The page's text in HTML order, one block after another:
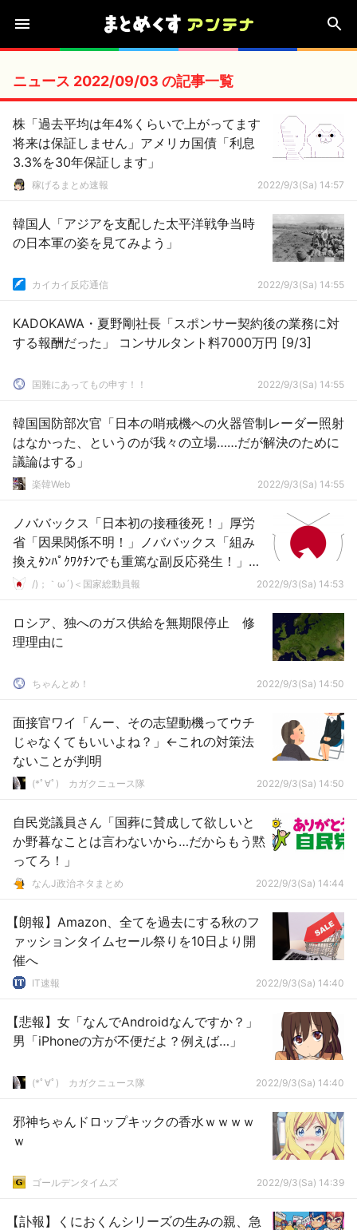
ニュース 2022/09/03 の記事一覧
株「過去平均は年4%くらいで上がってます
将来は保証しません」アメリカ国債「利息
3.3%を30年保証します」
稼げるまとめ速報 2022/9/3(Sa) 14:57
韓国人「アジアを支配した太平洋戦争当時
の日本軍の姿を見てみよう」
カイカイ反応通信 2022/9/3(Sa) 14:55
KADOKAWA・夏野剛社長「スポンサー契約後の業務に対
する報酬だった」 コンサルタント料7000万円 [9/3]
国難にあってもの申す！！ 2022/9/3(Sa) 14:55
韓国国防部次官「日本の哨戒機への火器管制レーダー照射
はなかった、というのが我々の立場……だが解決のために
議論はする」
楽韓Web 2022/9/3(Sa) 14:55
ノババックス「日本初の接種後死！」厚労
省「因果関係不明！」ノババックス「組み
換えﾀﾝﾊﾟｸﾜｸﾁﾝでも重篤な副反応発生！」日
本「くすりを逆から読むとりすく（真理」
/)；｀ω´)＜国家総動員報 2022/9/3(Sa) 14:53
ロシア、独へのガス供給を無期限停止 修
理理由に
ちゃんとめ！ 2022/9/3(Sa) 14:50
面接官ワイ「んー、その志望動機ってウチ
じゃなくてもいいよね？」←これの対策法
ないことが判明
(*ﾟ∀ﾟ)ゞカガクニュース隊 2022/9/3(Sa) 14:50
自民党議員さん「国葬に賛成して欲しいと
か野暮なことは言わないから…だからもう黙
ってろ！」
なんJ政治ネタまとめ 2022/9/3(Sa) 14:44
【朗報】Amazon、全てを過去にする秋のフ
ァッションタイムセール祭りを10日より開
催へ
IT速報 2022/9/3(Sa) 14:40
【悲報】女「なんでAndroidなんですか？」
男「iPhoneの方が不便だよ？例えば…」
(*ﾟ∀ﾟ)ゞカガクニュース隊 2022/9/3(Sa) 14:40
邪神ちゃんドロップキックの香水ｗｗｗｗ
ｗ
ゴールデンタイムズ 2022/9/3(Sa) 14:39
【訃報】くにおくんシリーズの生みの親、急